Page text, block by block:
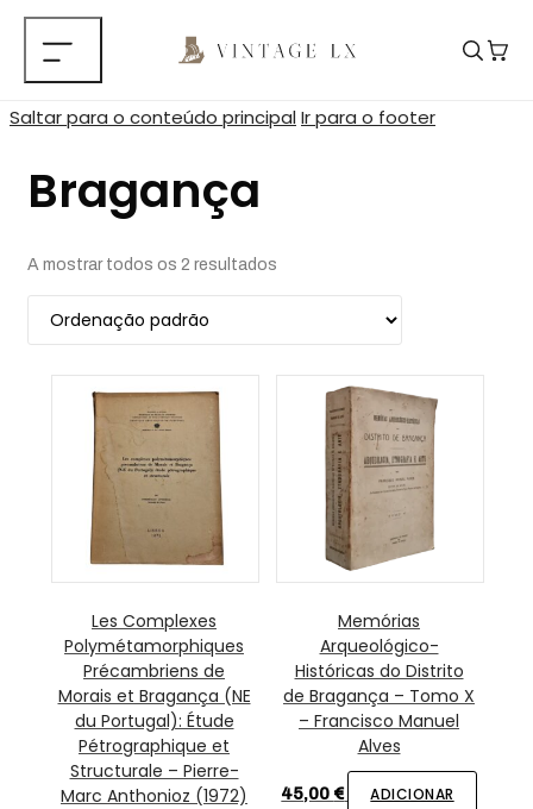
Saltar para o conteúdo principalIr para o footer
Bragança
A mostrar todos os 2 resultados
Les Complexes
Polymétamorphiques
Précambriens de
Morais et Bragança (NE
du Portugal): Étude
Pétrographique et
Structurale – Pierre-
Marc Anthonioz (1972)
Memórias
Arqueológico-
Históricas do Distrito
de Bragança – Tomo X
– Francisco Manuel
Alves
45,00 € ADICIONAR